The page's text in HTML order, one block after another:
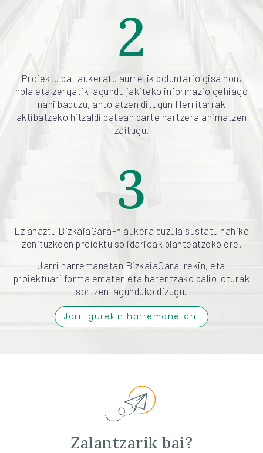
2
Proiektu bat aukeratu aurretik boluntario gisa non,
nola eta zergatik lagundu jakiteko informazio gehiago
nahi baduzu, antolatzen ditugun Herritarrak
aktibatzeko hitzaldi batean parte hartzera animatzen
zaitugu.
3
Ez ahaztu BizkaiaGara-n aukera duzula sustatu nahiko
zenituzkeen proiektu solidarioak planteatzeko ere.
Jarri harremanetan BizkaiaGara-rekin, eta
proiektuari forma ematen eta harentzako balio loturak
sortzen lagunduko dizugu.
Jarri gurekin harremanetan!
Zalantzarik bai?